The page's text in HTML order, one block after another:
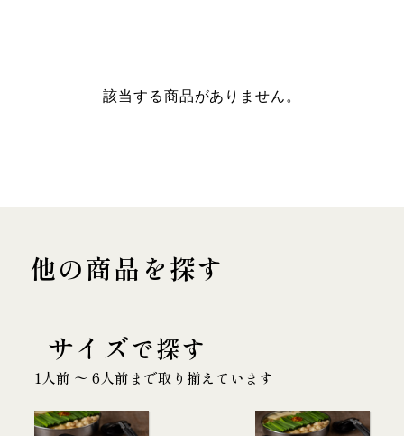
該当する商品がありません。
他の商品を探す
サイズで探す
1人前 〜 6人前まで取り揃えています